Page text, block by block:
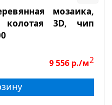
мозаика,
3D, чип
9 556 р./м2